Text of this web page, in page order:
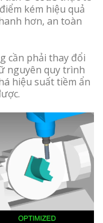
kém hiệu quả
hơn, an toàn
cần phải thay đổi
nguyên quy trình
hiệu suất tiềm ẩn